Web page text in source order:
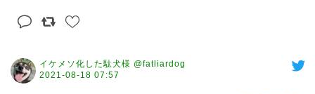
イケメソ化した駄犬様 @fatliardog
2021-08-18 07:57